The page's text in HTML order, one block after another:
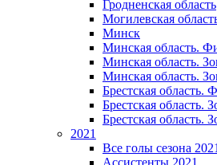
Гродненская область
Могилевская
Минск
Mинская область.
Минская область.
Минская область.
Брестская область.
Брестская область.
Брестская область.
2021
Все голы сезона 2021
Ассистенты 2021